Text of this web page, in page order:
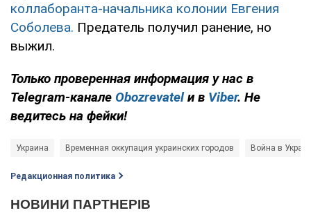
коллаборанта-начальника колонии Евгения
Соболева. Предатель получил ранение, но
выжил.
Только проверенная информация у нас в
Telegram-канале Obozrevatelи в Viber. Не
ведитесь на фейки!
Украина Временная оккупация украинских городов Война в
Редакционная политика